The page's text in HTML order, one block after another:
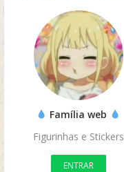
Família web
Figurinhas e Stickers
ENTRAR